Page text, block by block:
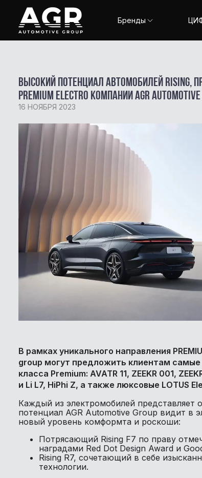
Бренды
TENET TENET
Высокий потенциал автомобилей Rising,
PREMIUM ELECTRO компании AGR
16 НОЯБРЯ 2023
В рамках уникального направления
group могут предложить клиентам
класса Premium: AVATR 11, ZEEKR 001,
и Li L7, HiPhi Z, а также люксовые LOTUS
Каждый из электромобилей представляет
потенциал AGR Automotive Group видит в
новый уровень комформта и роскоши:
Потрясающий Rising F7 по праву
наградами Red Dot Design Award и
Rising R7, сочетающий в себе
технологии.